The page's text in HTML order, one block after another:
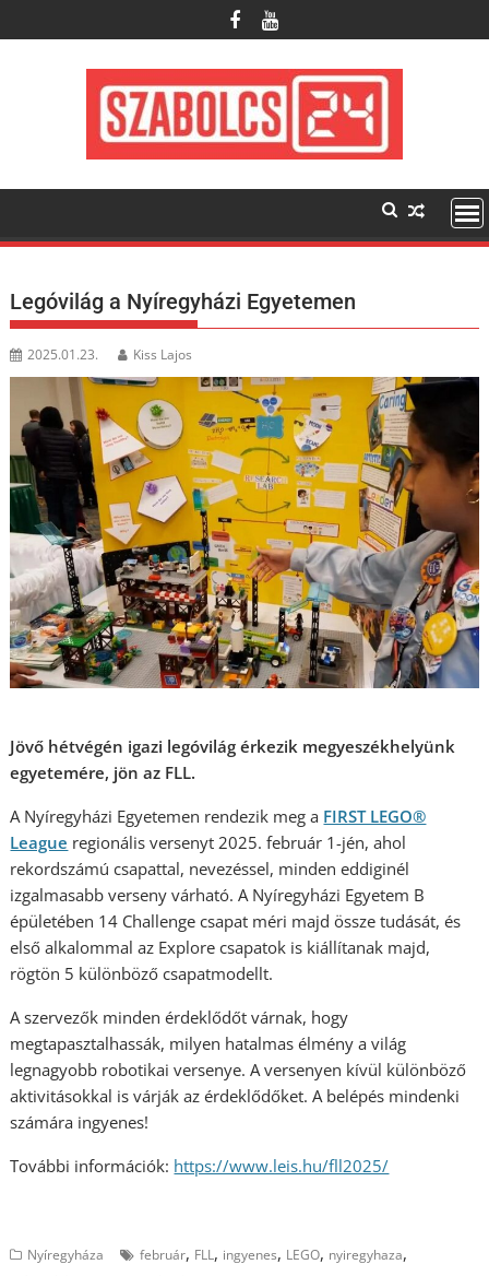
to
Legóvilág a Nyíregyházi Egyetemen
2025.01.23. Kiss Lajos
Jövő hétvégén igazi legóvilág érkezik megyeszékhelyünk
egyetemére, jön az FLL.
A Nyíregyházi Egyetemen rendezik meg a FIRST LEGO®
League regionális versenyt 2025. február 1-jén, ahol
rekordszámú csapattal, nevezéssel, minden eddiginél
izgalmasabb verseny várható. A Nyíregyházi Egyetem B
épületében 14 Challenge csapat méri majd össze tudását, és
első alkalommal az Explore csapatok is kiállítanak majd,
rögtön 5 különböző csapatmodellt.
A szervezők minden érdeklődőt várnak, hogy
megtapasztalhassák, milyen hatalmas élmény a világ
legnagyobb robotikai versenye. A versenyen kívül különböző
aktivitásokkal is várják az érdeklődőket. A belépés mindenki
számára ingyenes!
További információk: https://www.leis.hu/fll2025/
Nyíregyháza február, FLL, ingyenes, LEGO, nyiregyhaza,